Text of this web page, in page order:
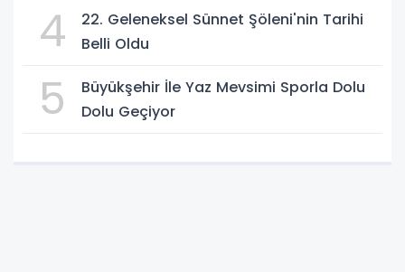
4
22. Geleneksel Sünnet Şöleni'nin Tarihi
Belli Oldu
5
Büyükşehir İle Yaz Mevsimi Sporla Dolu
Dolu Geçiyor